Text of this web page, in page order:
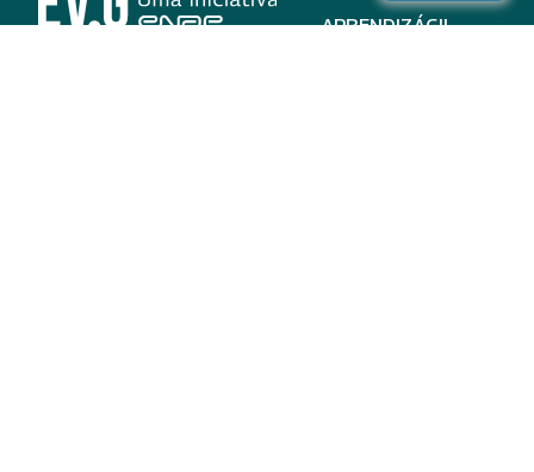
APRENDIZÁGIL